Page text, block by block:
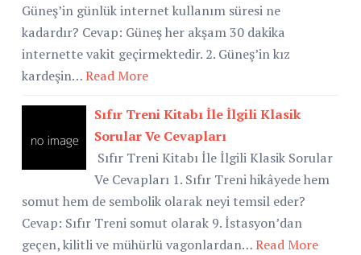
Güneş’in günlük internet kullanım süresi ne
kadardır? Cevap: Güneş her akşam 30 dakika
internette vakit geçirmektedir. 2. Güneş’in kız
kardeşin…Read More
Sıfır Treni Kitabı İle İlgili Klasik
Sorular Ve Cevapları
Sıfır Treni Kitabı İle İlgili Klasik Sorular
Ve Cevapları 1. Sıfır Treni hikâyede hem
somut hem de sembolik olarak neyi temsil eder?
Cevap: Sıfır Treni somut olarak 9. İstasyon’dan
geçen, kilitli ve mühürlü vagonlardan…Read More